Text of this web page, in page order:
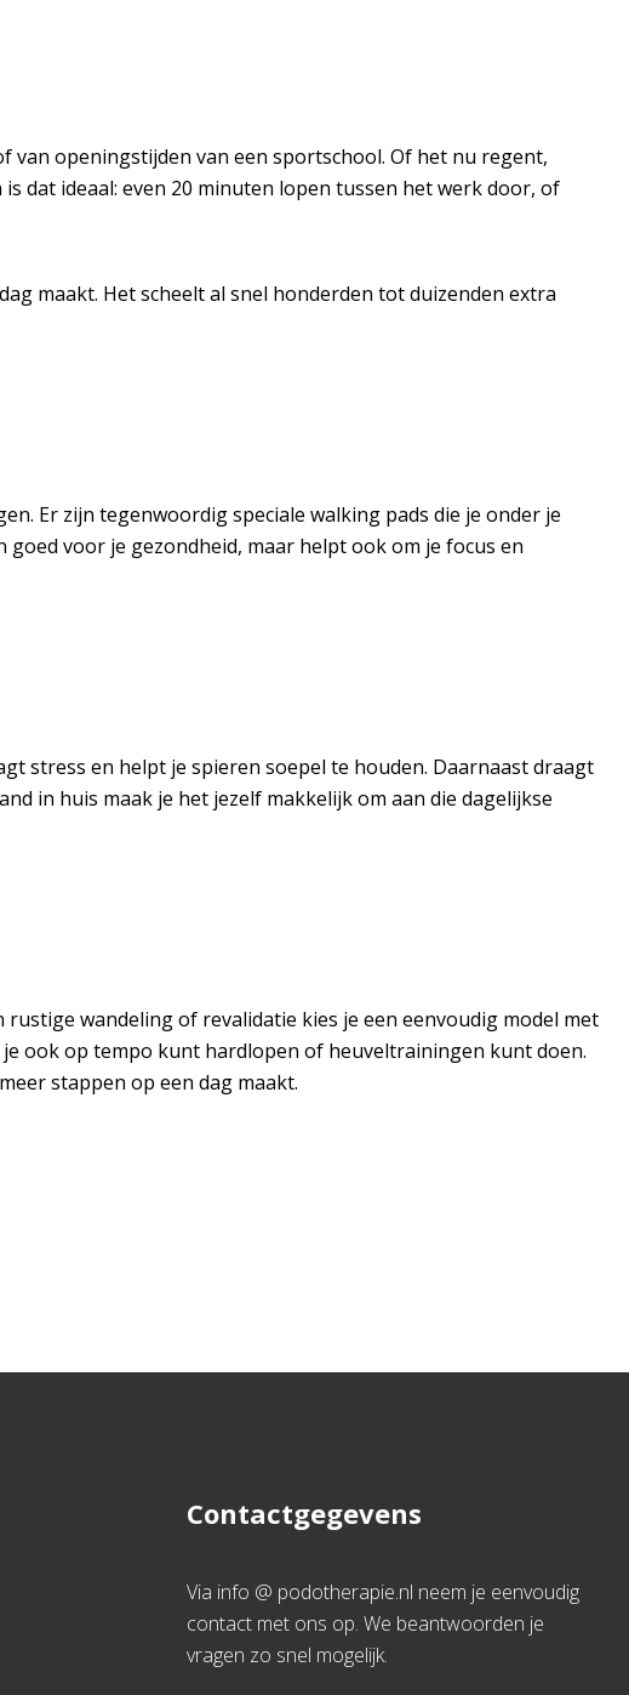
van openingstijden van een sportschool. Of het nu regent,
dat ideaal: even 20 minuten lopen tussen het werk door, of
maakt. Het scheelt al snel honderden tot duizenden extra
Er zijn tegenwoordig speciale walking pads die je onder je
voor je gezondheid, maar helpt ook om je focus en
stress en helpt je spieren soepel te houden. Daarnaast draagt
in huis maak je het jezelf makkelijk om aan die dagelijkse
wandeling of revalidatie kies je een eenvoudig model met
ook op tempo kunt hardlopen of heuveltrainingen kunt doen.
stappen op een dag maakt.
Contactgegevens
Via info @ podotherapie.nl neem je eenvoudig
contact met ons op. We beantwoorden je
vragen zo snel mogelijk.